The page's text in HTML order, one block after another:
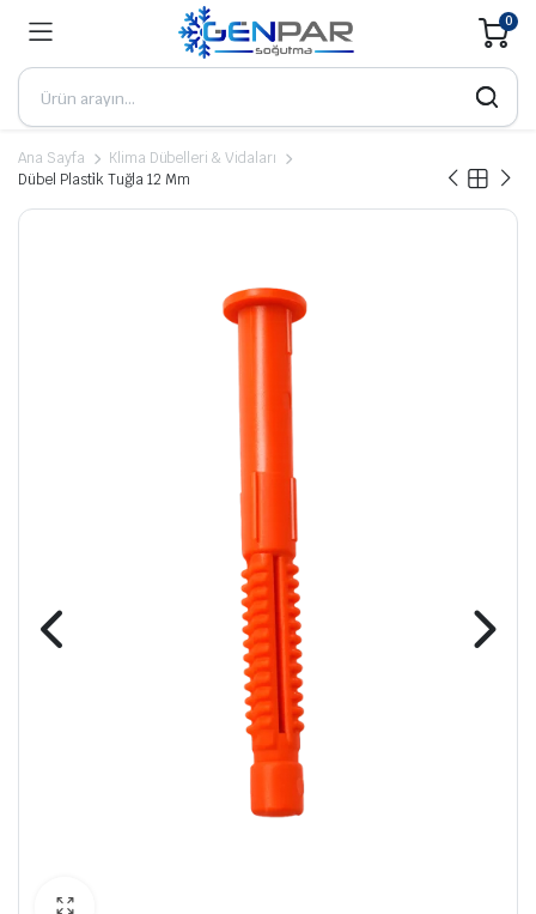
0
Ana Sayfa
Klima Dübelleri & Vidaları
Dübel Plasti̇k Tuğla 12 Mm